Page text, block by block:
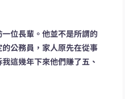
位長輩。他並不是所謂的
公務員，家人原先在從事
這幾年下來他們賺了五、